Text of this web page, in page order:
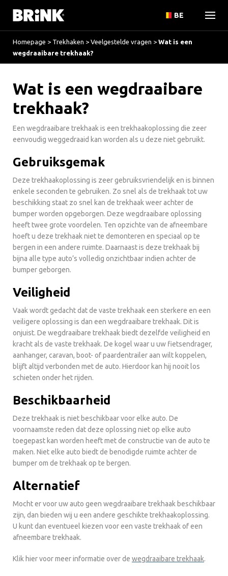
BE
Homepage > Trekhaken > Veelgestelde vragen > Wat is een
wegdraaibare trekhaak?
Wat is een wegdraaibare
trekhaak?
Een wegdraaibare trekhaak is een trekhaakoplossing die zeer
eenvoudig weggedraaid kan worden als u deze niet gebruikt.
Gebruiksgemak
Deze trekhaakoplossing is zeer gebruiksvriendelijk en is binnen
enkele seconden te gebruiken. Zo snel als de trekhaak tot uw
beschikking staat zo snel kan de trekhaak weer achter de
bumper worden opgeborgen. Deze wegdraaibare oplossing
heeft twee grote voordelen. Ten opzichte van de afneembare
hoeft u deze trekhaak niet te demonteren en speciaal op te
bergen in een andere ruimte. Daarnaast is deze trekhaak bij
bijna alle type auto’s volledig onzichtbaar indien achter de
bumper geborgen.
Veiligheid
Vaak wordt gedacht dat de vaste trekhaak een sterkere en een
veiligere oplossing is dan een wegdraaibare trekhaak. Dit is
onjuist. De wegdraaibare trekhaak biedt dezelfde veiligheid en
kracht als de vaste trekhaak. De kogel waar u uw fietsendrager,
aanhanger, caravan, boot- of paardentrailer aan wilt koppelen,
blijft altijd verbonden met de auto. Hierdoor kan hij nooit los
schieten onder het rijden.
Beschikbaarheid
Deze trekhaak is niet beschikbaar voor elke auto. De
voornaamste reden dat deze oplossing niet op elke auto
toegepast kan worden heeft met de constructie van de auto te
maken. Niet elke auto biedt de benodigde ruimte achter de
bumper om de trekhaak op te bergen.
Alternatief
Mocht er voor uw auto geen wegdraaibare trekhaak beschikbaar
zijn, dan bieden wij u een andere geschikte trekhaakoplossing.
U kunt dan eventueel kiezen voor een vaste trekhaak of een
afneembare trekhaak.
Klik hier voor meer informatie over de wegdraaibare trekhaak.